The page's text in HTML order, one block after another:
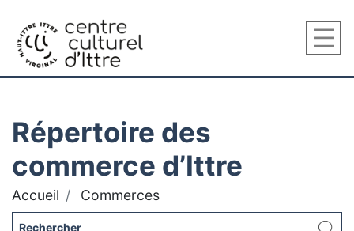
Répertoire des
commerce d’Ittre
Accueil Commerces